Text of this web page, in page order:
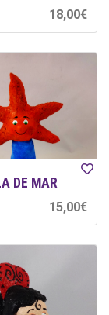
18,00€
DE MAR
15,00€